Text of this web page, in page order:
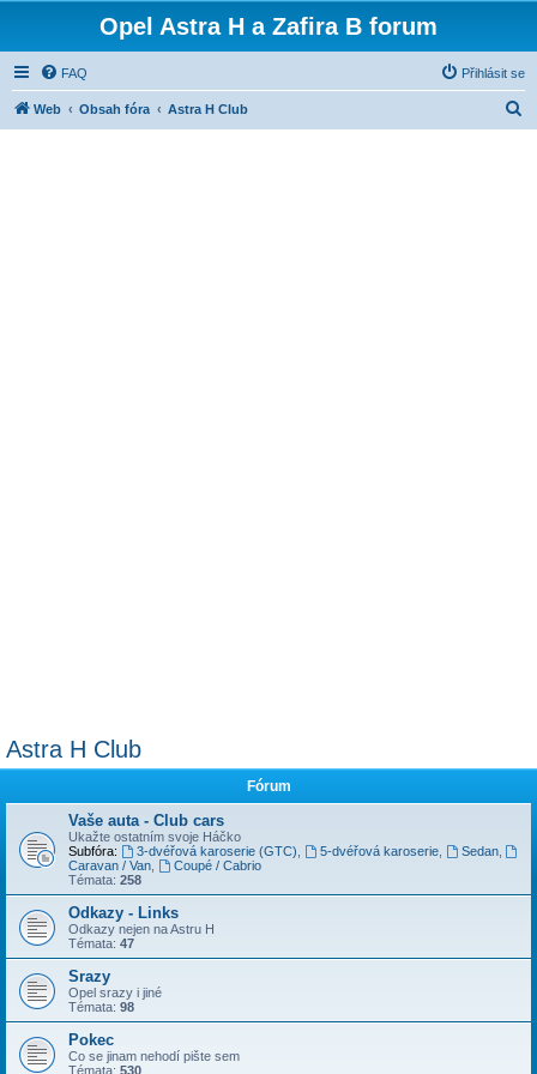
Opel Astra H a Zafira B forum
FAQ Přihlásit se
Web Obsah fóra Astra H Club
Astra H Club
Fórum
Vaše auta - Club cars
Ukažte ostatním svoje Háčko
Subfóra:
3-dvéřová karoserie (GTC) 5-dvéřová karoserie, Sedan,
Caravan / Van
Coupé / Cabrio
Témata: 258
Odkazy - Links
Odkazy nejen na Astru H
Témata: 47
Srazy
Opel srazy i jiné
Témata: 98
Pokec
Co se jinam nehodí pište sem
Témata: 530